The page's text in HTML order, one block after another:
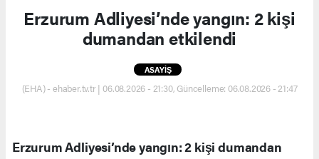
Erzurum Adliyesi’nde yangın: 2 kişi
dumandan etkilendi
ASAYİŞ
(EHA) - ehaber.tv.tr | 06.08.2026 - 21:30, Güncelleme: 06.08.2026 - 21:47
Erzurum Adliyesi’nde yangın: 2 kişi dumandan